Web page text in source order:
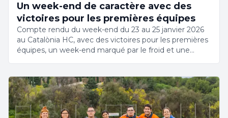
Un week-end de caractère avec des
victoires pour les premières équipes
Compte rendu du week-end du 23 au 25 janvier 2026
au Catalònia HC, avec des victoires pour les premières
équipes, un week-end marqué par le froid et une